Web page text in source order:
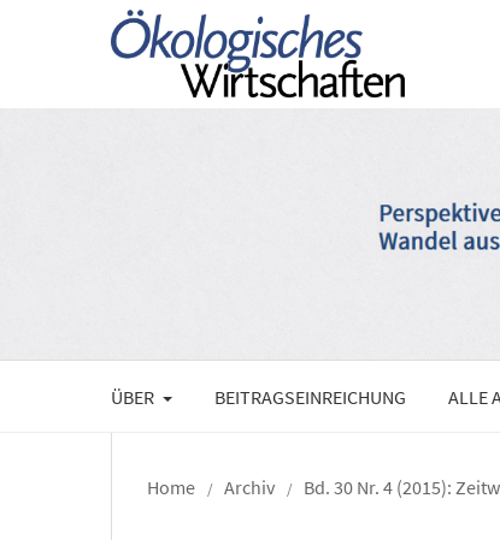
ÜBER BEITRAGSEINREICHUNG ALLE
Home / Archiv / Bd. 30 Nr. 4 (2015):